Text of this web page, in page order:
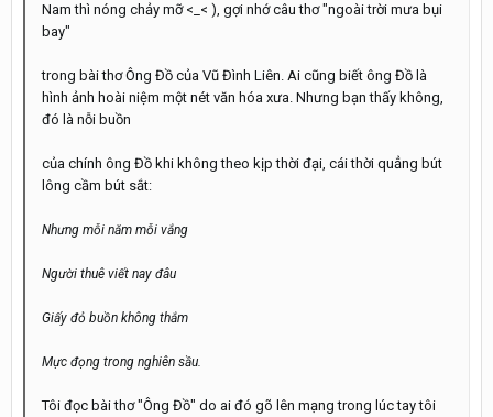
Nam thì nóng chảy mỡ <_< ), gợi nhớ câu thơ "ngoài trời mưa bụi
bay"
trong bài thơ Ông Đồ của Vũ Đình Liên. Ai cũng biết ông Đồ là
hình ảnh hoài niệm một nét văn hóa xưa. Nhưng bạn thấy không,
đó là nỗi buồn
của chính ông Đồ khi không theo kịp thời đại, cái thời quẳng bút
lông cầm bút sắt:
Nhưng mỗi năm mỗi vắng
Người thuê viết nay đâu
Giấy đỏ buồn không thắm
Mực đọng trong nghiên sầu.
Tôi đọc bài thơ "Ông Đồ" do ai đó gõ lên mạng trong lúc tay tôi